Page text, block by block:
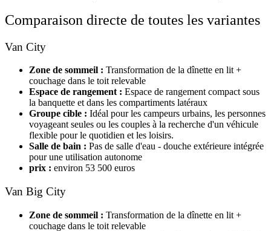
Comparaison directe de toutes les variantes
Van City
Zone de sommeil : Transformation de la dînette en lit +
couchage dans le toit relevable
Espace de rangement : Espace de rangement compact sous
la banquette et dans les compartiments latéraux
Groupe cible : Idéal pour les campeurs urbains, les personnes
voyageant seules ou les couples à la recherche d'un véhicule
flexible pour le quotidien et les loisirs.
Salle de bain : Pas de salle d'eau - douche extérieure intégrée
pour une utilisation autonome
prix : environ 53 500 euros
Van Big City
Zone de sommeil : Transformation de la dînette en lit +
couchage dans le toit relevable